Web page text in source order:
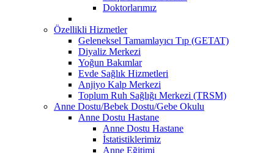
Doktorlarımız
Özellikli Hizmetler
Geleneksel Tamamlayıcı Tıp (GETAT)
Diyaliz Merkezi
Yoğun Bakımlar
Evde Sağlık Hizmetleri
Anjiyo Kalp Merkezi
Toplum Ruh Sağlığı Merkezi (TRSM)
Anne Dostu/Bebek Dostu/Gebe Okulu
Anne Dostu Hastane
Anne Dostu Hastane
İstatistiklerimiz
Anne Eğitimi